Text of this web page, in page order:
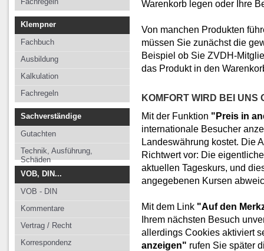
Klempner
Fachbuch
Ausbildung
Kalkulation
Fachregeln
Sachverständige
Gutachten
Technik, Ausführung,
Schäden
VOB, DIN...
VOB - DIN
Kommentare
Vertrag / Recht
Korrespondenz
Warenkorb legen oder Ihre
Von manchen Produkten
müssen Sie zunächst die
Beispiel ob Sie ZVDH-
das Produkt in den
KOMFORT WIRD BEI UNS
Mit der Funktion "Preis in
internationale Besucher
Landeswährung kostet. Die
Richtwert vor: Die
aktuellen Tageskurs, und
angegebenen Kursen
Mit dem Link "Auf den
Ihrem nächsten Besuch
allerdings Cookies aktiviert
anzeigen" rufen Sie später